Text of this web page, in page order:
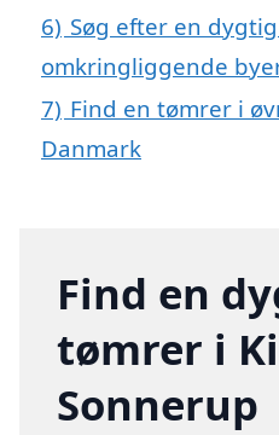
6) Søg efter en
omkringliggende
7) Find en tømrer i
Danmark
Find en
tømrer i
Sonnerup